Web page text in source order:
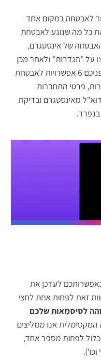
לאבטחה במקום אחד
את כל מה שנוגע לאבטחת
של אינסטגרם,
על "הגדרות" ולאחר מכן
לחצו על "אבטחה". כעת יפתחו בפניכם 6 אפשרויות לאבטחת
פרטי התחברות
מאינסטגרם ובדיקת
לעדכן את
זאת לפחות אחת לחצי
לסיסמאות שלכם
אנו ממליצים
לפחות 8 תווים ותכלול לפחות מספר אחד,